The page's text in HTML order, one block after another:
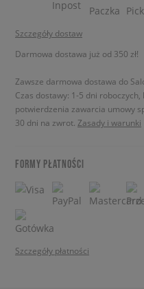
Szczegóły dostaw
Darmowa dostawa już od 350 zł!
Zawsze darmowa dostawa do
Czas dostawy: 1-5 dni
potwierdzenia zawarcia umowy
30 dni na zwrot. Zasady i warunki
FORMY PŁATNOŚCI
Szczegóły płatności